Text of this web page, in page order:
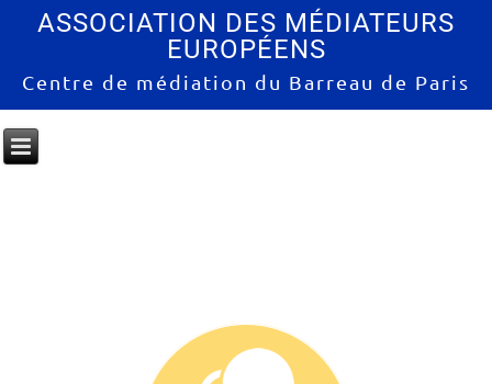
ASSOCIATION DES MÉDIATEURS
EUROPÉENS
Centre de médiation du Barreau de Paris